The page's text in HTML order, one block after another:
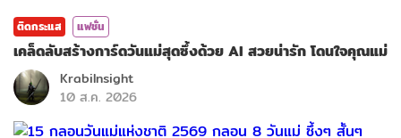
ติดกระแส แฟชั่น
เคล็ดลับสร้างการ์ดวันแม่สุดซึ้งด้วย AI สวยน่ารัก โดนใจคุณแม่
KrabiInsight
10 ส.ค. 2026